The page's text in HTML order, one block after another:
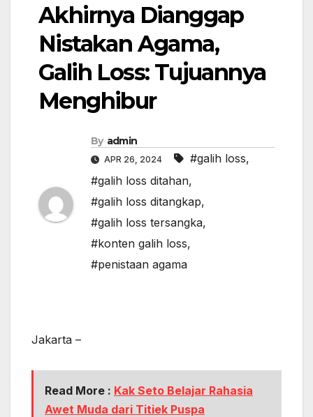
Akhirnya Dianggap
Nistakan Agama,
Galih Loss: Tujuannya
Menghibur
By admin
APR 26, 2024 #galih loss,
#galih loss ditahan,
#galih loss ditangkap,
#galih loss tersangka,
#konten galih loss,
#penistaan agama
Jakarta –
Read More : Kak Seto Belajar Rahasia
Awet Muda dari Titiek Puspa